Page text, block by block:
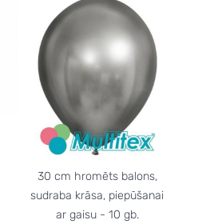
30 cm hromēts balons,
sudraba krāsa, piepūšanai
ar gaisu - 10 gb.